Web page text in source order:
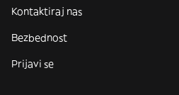
Kontaktiraj nas
Bezbednost
Prijavi se